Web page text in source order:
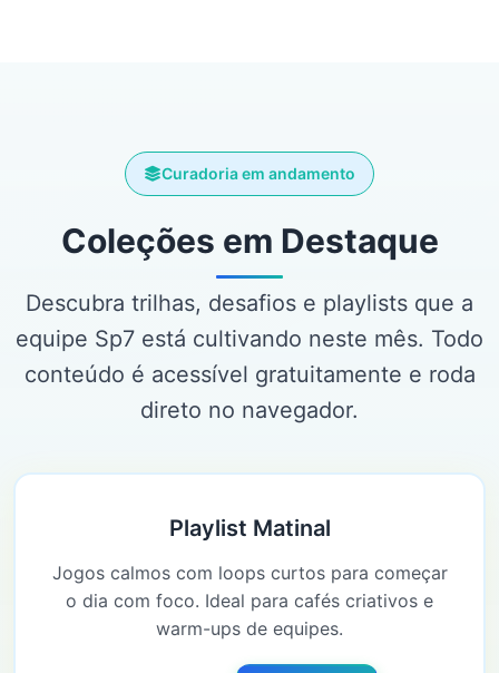
Curadoria em andamento
Coleções em Destaque
Descubra trilhas, desafios e playlists que a
equipe Sp7 está cultivando neste mês. Todo
conteúdo é acessível gratuitamente e roda
direto no navegador.
Playlist Matinal
Jogos calmos com loops curtos para começar
o dia com foco. Ideal para cafés criativos e
warm-ups de equipes.